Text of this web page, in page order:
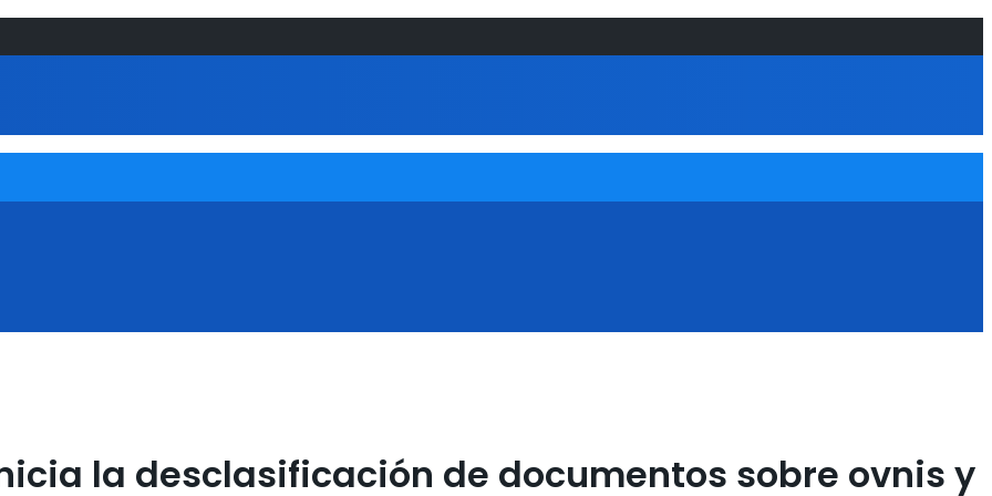
la desclasificación de documentos sobre ovnis y